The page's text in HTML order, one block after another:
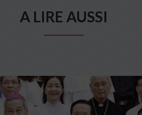
A LIRE AUSSI